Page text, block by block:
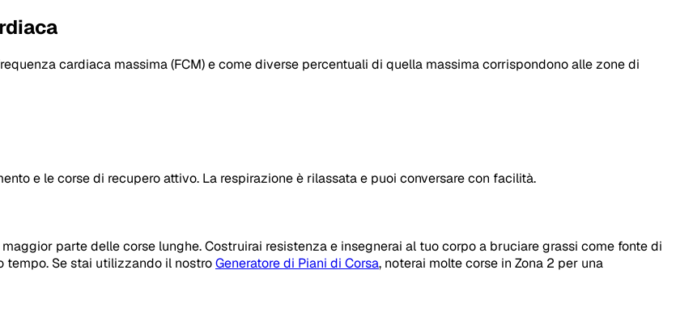
cardiaca massima (FCM)e come diverse percentuali di quella massima corrispondono alle zone di
e le corse di recupero attivo. La respirazione è rilassata e puoi conversare con facilità.
parte delle corse lunghe. Costruirai resistenza e insegnerai al tuo corpo a bruciare grassi come fonte di
tempo. Se stai utilizzando il nostroGeneratore di Piani di Corsa, noterai molte corse in Zona 2 per una